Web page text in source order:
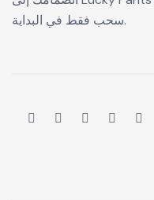
سحب فقط في البداية.